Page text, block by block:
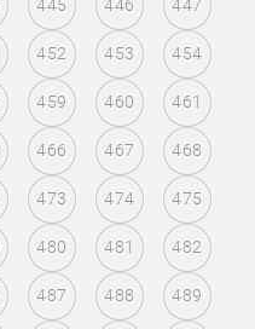
445 446 447
452 453 454
459 460 461
466 467 468
473 474 475
480 481 482
487 488 489